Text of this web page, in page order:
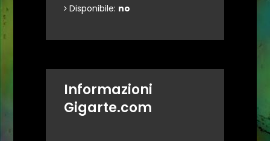
Disponibile: no
Informazioni
Gigarte.com